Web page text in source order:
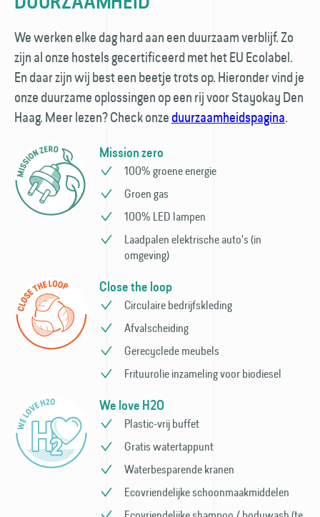
We werken elke dag hard aan een duurzaam verblijf. Zo
zijn al onze hostels gecertificeerd met het EU Ecolabel.
En daar zijn wij best een beetje trots op. Hieronder vind je
onze duurzame oplossingen op een rij voor Stayokay Den
Haag. Meer lezen? Check onzeduurzaamheidspagina.
Mission zero
100% groene energie
Groen gas
100% LED lampen
Laadpalen elektrische auto's (in
omgeving)
Close the loop
Circulaire bedrijfs­kleding
Afvalscheiding
Gerecyclede meubels
Frituurolie inzameling voor bio­diesel
We love H2O
Plastic-vrij buffet
Gratis watertappunt
Waterbesparende kranen
Ecovriendelijke schoonmaak­middelen